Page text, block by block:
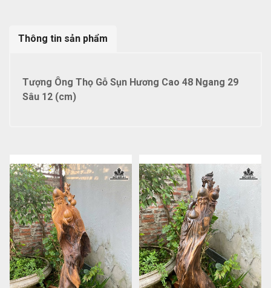
Thông tin sản phẩm
Tượng Ông Thọ Gỗ Sụn Hương Cao 48 Ngang 29
Sâu 12 (cm)